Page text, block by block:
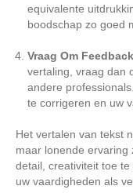
equivalente
boodschap zo goed
Vraag Om
vertaling, vraag dan
andere
te corrigeren en uw
Het vertalen van tekst
maar lonende ervaring
detail, creativiteit toe
uw vaardigheden als